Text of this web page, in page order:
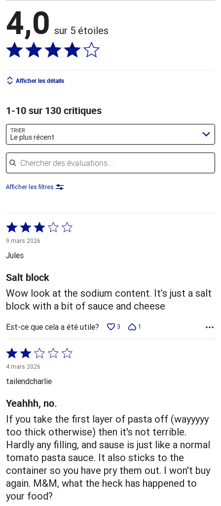
4,0 sur 5 étoiles
Afficher les détails
1-10 sur 130 critiques
TRIER
Le plus récent
Chercher des évaluations
Afficher les filtres
Coté
3 sur
5
9 mars 2026
Jules
Salt block
Wow look at the sodium content. It’s just a salt
block with a bit of sauce and cheese
Est-ce que cela a été utile? 3 1
Coté
2 sur
5
4 mars 2026
tailendcharlie
Yeahhh, no.
If you take the first layer of pasta off (wayyyyy
too thick otherwise) then it's not terrible.
Hardly any filling, and sause is just like a normal
tomato pasta sauce. It also sticks to the
container so you have pry them out. I won't buy
again. M&M, what the heck has happened to
your food?